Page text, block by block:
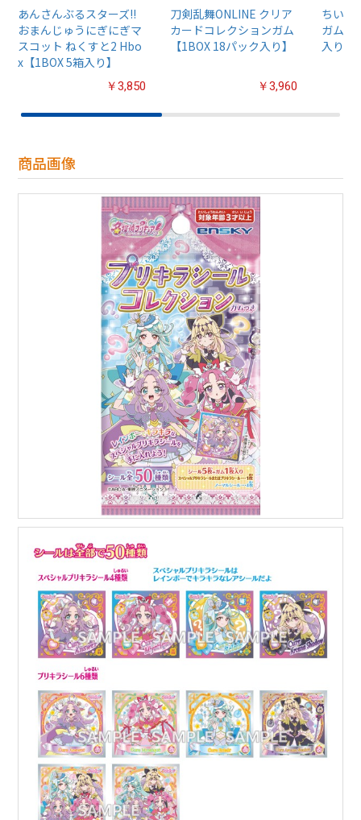
あんさんぶるスターズ!!
おまんじゅうにぎにぎマ
スコット ねくすと2 Hbo
x【1BOX 5箱入り】
￥3,850
刀剣乱舞ONLINE クリア
カードコレクションガム
【1BOX 18パック入り】
￥3,960
ちいか
ガム4
入り】
商品画像